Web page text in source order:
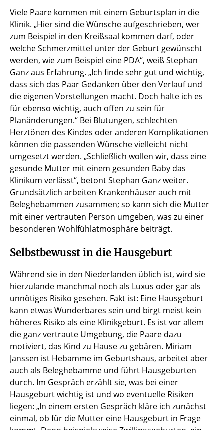
Viele Paare kommen mit einem Geburtsplan in die
Klinik. „Hier sind die Wünsche aufgeschrieben, wer
zum Beispiel in den Kreißsaal kommen darf, oder
welche Schmerzmittel unter der Geburt gewünscht
werden, wie zum Beispiel eine PDA“, weiß Stephan
Ganz aus Erfahrung. „Ich finde sehr gut und wichtig,
dass sich das Paar Gedanken über den Verlauf und
die eigenen Vorstellungen macht. Doch halte ich es
für ebenso wichtig, auch offen zu sein für
Planänderungen.“ Bei Blutungen, schlechten
Herztönen des Kindes oder anderen Komplikationen
können die passenden Wünsche vielleicht nicht
umgesetzt werden. „Schließlich wollen wir, dass eine
gesunde Mutter mit einem gesunden Baby das
Klinikum verlässt“, betont Stephan Ganz weiter.
Grundsätzlich arbeiten Krankenhäuser auch mit
Beleghebammen zusammen; so kann sich die Mutter
mit einer vertrauten Person umgeben, was zu einer
besonderen Wohlfühlatmosphäre beiträgt.
Selbstbewusst in die Hausgeburt
Während sie in den Niederlanden üblich ist, wird sie
hierzulande manchmal noch als Luxus oder gar als
unnötiges Risiko gesehen. Fakt ist: Eine Hausgeburt
kann etwas Wunderbares sein und birgt meist kein
höheres Risiko als eine Klinikgeburt. Es ist vor allem
die ganz vertraute Umgebung, die Paare dazu
motiviert, das Kind zu Hause zu gebären. Miriam
Janssen ist Hebamme im Geburtshaus, arbeitet aber
auch als Beleghebamme und führt Hausgeburten
durch. Im Gespräch erzählt sie, was bei einer
Hausgeburt wichtig ist und wo eventuelle Risiken
liegen: „In einem ersten Gespräch kläre ich zunächst
einmal, ob für die Mutter eine Hausgeburt in Frage